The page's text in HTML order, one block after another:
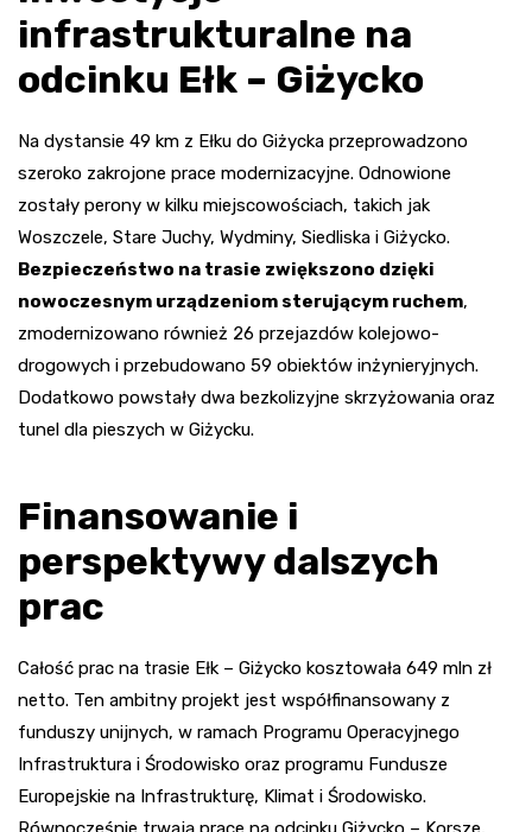
infrastrukturalne na
odcinku Ełk – Giżycko
Na dystansie 49 km z Ełku do Giżycka przeprowadzono
szeroko zakrojone prace modernizacyjne. Odnowione
zostały perony w kilku miejscowościach, takich jak
Woszczele, Stare Juchy, Wydminy, Siedliska i Giżycko.
Bezpieczeństwo na trasie zwiększono dzięki
nowoczesnym urządzeniom sterującym ruchem,
zmodernizowano również 26 przejazdów kolejowo-
drogowych i przebudowano 59 obiektów inżynieryjnych.
Dodatkowo powstały dwa bezkolizyjne skrzyżowania oraz
tunel dla pieszych w Giżycku.
Finansowanie i
perspektywy dalszych
prac
Całość prac na trasie Ełk – Giżycko kosztowała 649 mln zł
netto. Ten ambitny projekt jest współfinansowany z
funduszy unijnych, w ramach Programu Operacyjnego
Infrastruktura i Środowisko oraz programu Fundusze
Europejskie na Infrastrukturę, Klimat i Środowisko.